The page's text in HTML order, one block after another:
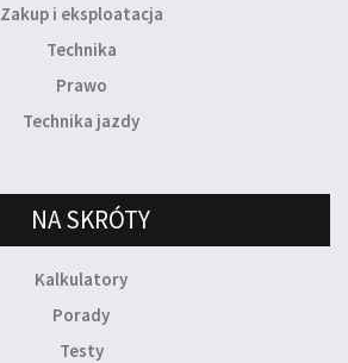
Zakup i eksploatacja
Technika
Prawo
Technika jazdy
NA SKRÓTY
Kalkulatory
Porady
Testy